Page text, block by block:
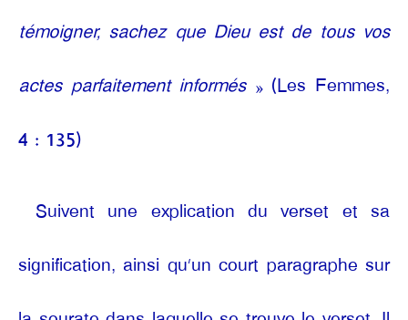
témoigner, sachez que Dieu est de tous vos
actes parfaitement informés» (Les Femmes,
4 : 135)
Suivent une explication du verset et sa
signification, ainsi qu’un court paragraphe sur